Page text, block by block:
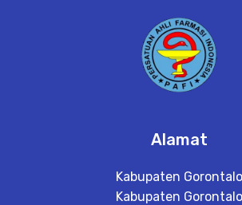
Alamat
Kabupaten Gorontalo
Kabupaten Gorontalo